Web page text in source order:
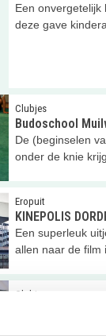
Een onvergetelijk
deze gave
Clubjes
Budoschool
De (beginselen
onder de knie
Muilwijk
Eropuit
KINEPOLIS
Een superleuk
allen naar de film
DORDRECHT
Clubjes
ToBe
De leukste
voor kids